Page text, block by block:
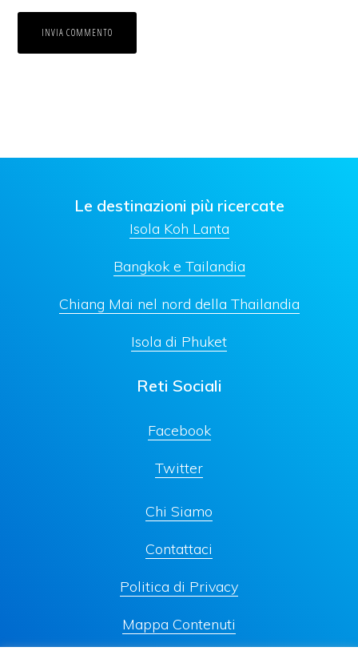
Le destinazioni più ricercate
Isola Koh Lanta
Bangkok e Tailandia
Chiang Mai nel nord della Thailandia
Isola di Phuket
Reti Sociali
Facebook
Twitter
Chi Siamo
Contattaci
Politica di Privacy
Mappa Contenuti